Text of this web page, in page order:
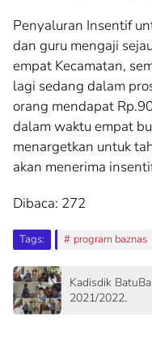
Penyaluran Insentif
dan guru mengaji
empat Kecamatan,
lagi sedang dalam
orang mendapat
dalam waktu empat
menargetkan untuk
akan menerima
Dibaca: 272
Tags: program baznas
Kadisdik
2021/2022.